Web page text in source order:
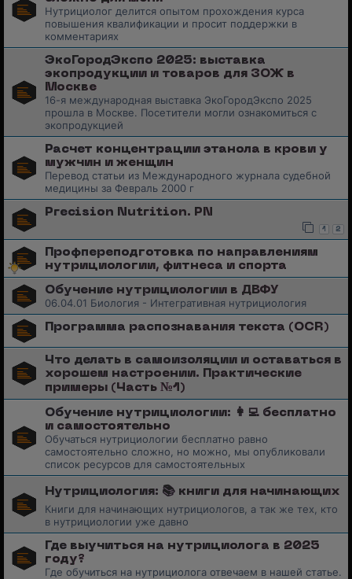
Нутрициолог делится опытом прохождения курса
повышения квалификации и просит поддержки в
комментариях
ЭкоГородЭкспо 2025: выставка
экопродукции и товаров для ЗОЖ в
Москве
16-я международная выставка ЭкоГородЭкспо 2025
прошла в Москве. Посетители могли ознакомиться с
экопродукцией
Расчет концентрации этанола в крови у
мужчин и женщин
Перевод статьи из Международного журнала судебной
медицины за Февраль 2000 г
Precision Nutrition. PN
1 2
Профпереподготовка по направлениям
нутрициологии, фитнеса и спорта
Обучение нутрициологии в ДВФУ
06.04.01 Биология - Интегративная нутрициология
Программа распознавания текста (OCR)
Что делать в самоизоляции и оставаться в
хорошем настроении. Практические
примеры (Часть №1)
Обучение нутрициологии: 👩‍💻 бесплатно
и самостоятельно
Обучаться нутрициологии бесплатно равно
самостоятельно сложно, но можно, мы опубликовали
список ресурсов для самостоятельных
Нутрициология: 📚 книги для начинающих
Книги для начинающих нутрициологов, а так же тех, кто
в нутрициологии уже давно
Где выучиться на нутрициолога в 2025
году?
Где обучиться на нутрициолога отвечаем в нашей статье.